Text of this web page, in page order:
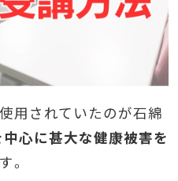
用されていたのが石綿
心に甚大な健康被害を
。